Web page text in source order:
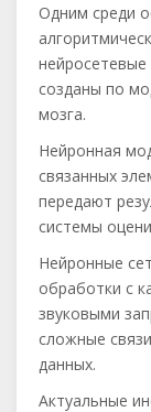
Одним среди
нейросетевые
созданы по
мозга.
Нейронная
связанных
передают
системы
Нейронные
обработки с
звуковыми
сложные
данных.
Актуальные